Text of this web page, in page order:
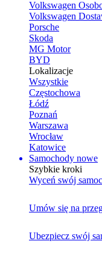
Volkswagen
Volkswagen
Porsche
Skoda
MG Motor
BYD
Lokalizacje
Wszystkie
Częstochowa
Łódź
Poznań
Warszawa
Wrocław
Katowice
Samochody nowe
Szybkie kroki
Wyceń swój
Umów się na
Ubezpiecz swój